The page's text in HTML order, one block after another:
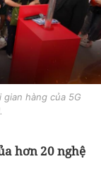
hàng của 5G
hơn 20 nghệ